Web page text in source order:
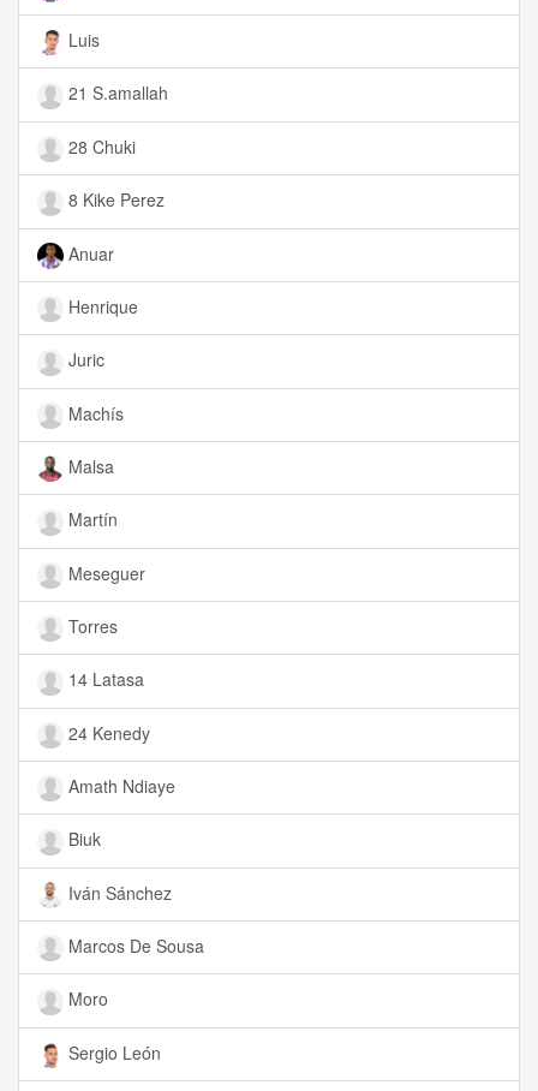
Luis
21 S.amallah
28 Chuki
8 Kike Perez
Anuar
Henrique
Juric
Machís
Malsa
Martín
Meseguer
Torres
14 Latasa
24 Kenedy
Amath Ndiaye
Biuk
Iván Sánchez
Marcos De Sousa
Moro
Sergio León